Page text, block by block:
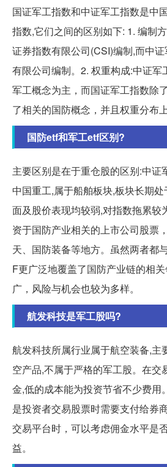
国证军工指数和中证军工指数是中
指数,它们之间的区别如下: 1. 编制
证券指数有限公司(CSI)编制,而中
有限公司编制。2. 权重构成:中证军
军工概念为主，而国证军工指数除
了相关的国防概念，并且权重分布
国防etf和军工etf区别?
主要区别是在于重仓股的区别:中证
中国重工,属于船舶板块,板块长期
面及股价表现均较弱,对指数拖累较
资于国防产业相关的上市公司股票
天、国防装备等地方。虽然两者都
F更广泛地覆盖了国防产业链的相
广，风险与机会也较为多样。
航发科技是军工股吗?
航发科技所属行业属于航空装备,主
空产品,不属于严格的军工股。在交
金,低的成本能为投资节省不少费用
是投资者交易股票时需要支付给券
交易平台时，可以考虑佣金水平是
益。